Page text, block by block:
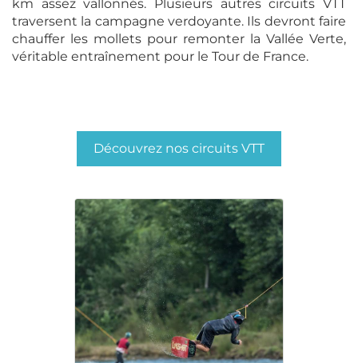
km assez vallonnés. Plusieurs autres circuits VTT
traversent la campagne verdoyante. Ils devront faire
chauffer les mollets pour remonter la Vallée Verte,
véritable entraînement pour le Tour de France.
Découvrez nos circuits VTT